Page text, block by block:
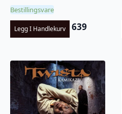
Bestillingsvare
Legg I Handlekurv 639